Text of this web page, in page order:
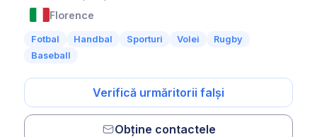
Florence
Fotbal Handbal Sporturi Volei
Rugby
Baseball
Verifică urmăritorii falși
Obține contactele